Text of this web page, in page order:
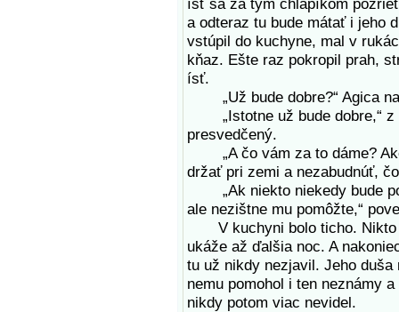
ísť sa za tým chlapíkom
a odteraz tu bude mátať i jeho
vstúpil do kuchyne, mal v
kňaz. Ešte raz pokropil prah,
ísť.
„Už bude dobre?“ Agica
„Istotne už bude dobre,“ z
presvedčený.
„A čo vám za to dáme?
držať pri zemi a nezabudnúť,
„Ak niekto niekedy bude
ale nezištne mu pomôžte,“
V kuchyni bolo ticho. Nikto
ukáže až ďalšia noc. A
tu už nikdy nezjavil. Jeho
nemu pomohol i ten neznámy
nikdy potom viac nevidel.